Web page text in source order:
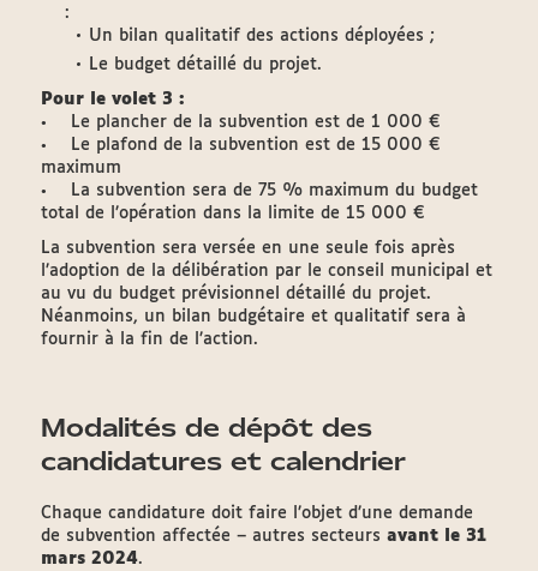
:
Un bilan qualitatif des actions déployées ;
Le budget détaillé du projet.
Pour le volet 3 :
• Le plancher de la subvention est de 1 000 €
• Le plafond de la subvention est de 15 000 €
maximum
• La subvention sera de 75 % maximum du budget
total de l’opération dans la limite de 15 000 €
La subvention sera versée en une seule fois après
l’adoption de la délibération par le conseil municipal et
au vu du budget prévisionnel détaillé du projet.
Néanmoins, un bilan budgétaire et qualitatif sera à
fournir à la fin de l’action.
Modalités de dépôt des
candidatures et calendrier
Chaque candidature doit faire l’objet d’une demande
de subvention affectée – autres secteurs avant le 31
mars 2024.